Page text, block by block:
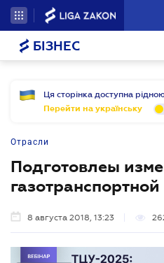
БІЗНЕС
Ця сторінка доступна
Перейти на українську
Отрасли
Подготовлеы
8 августа 2018, 13:23